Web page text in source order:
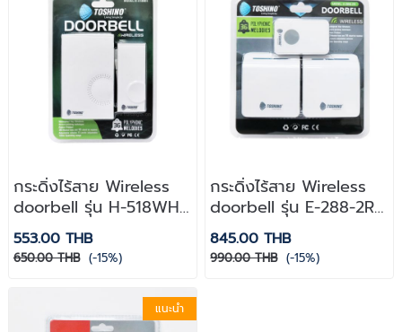
กระดิ่งไร้สาย Wireless
doorbell รุ่น H-518WH
Toshino
553.00 THB
650.00 THB (-15%)
กระดิ่งไร้สาย Wireless
doorbell รุ่น E-288-2R
Toshino
845.00 THB
990.00 THB (-15%)
แนะนำ